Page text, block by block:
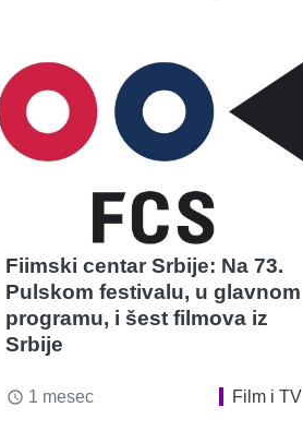
Fiimski centar Srbije: Na 73.
Pulskom festivalu, u glavnom
programu, i šest filmova iz
Srbije
access_time 1 mesec Film i TV